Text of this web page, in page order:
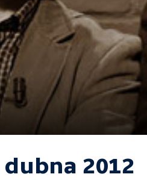
dubna 2012